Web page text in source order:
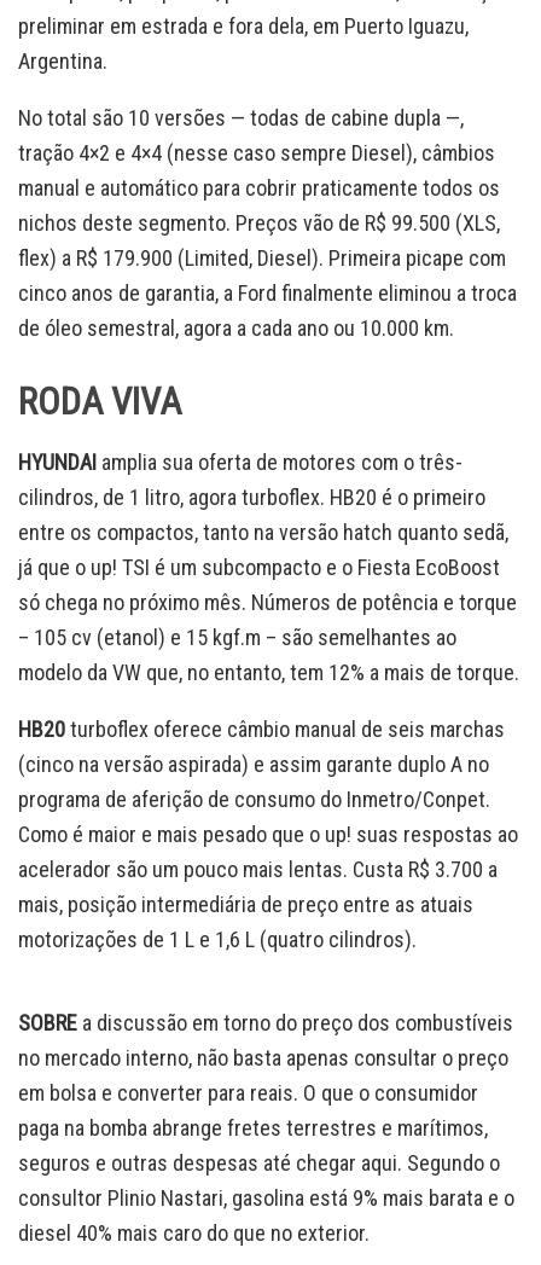
preliminar em estrada e fora dela, em Puerto Iguazu,
Argentina.
No total são 10 versões — todas de cabine dupla —,
tração 4×2 e 4×4 (nesse caso sempre Diesel), câmbios
manual e automático para cobrir praticamente todos os
nichos deste segmento. Preços vão de R$ 99.500 (XLS,
flex) a R$ 179.900 (Limited, Diesel). Primeira picape com
cinco anos de garantia, a Ford finalmente eliminou a troca
de óleo semestral, agora a cada ano ou 10.000 km.
RODA VIVA
HYUNDAI amplia sua oferta de motores com o três-
cilindros, de 1 litro, agora turboflex. HB20 é o primeiro
entre os compactos, tanto na versão hatch quanto sedã,
já que o up! TSI é um subcompacto e o Fiesta EcoBoost
só chega no próximo mês. Números de potência e torque
– 105 cv (etanol) e 15 kgf.m – são semelhantes ao
modelo da VW que, no entanto, tem 12% a mais de torque.
HB20turboflex oferece câmbio manual de seis marchas
(cinco na versão aspirada) e assim garante duplo A no
programa de aferição de consumo do Inmetro/Conpet.
Como é maior e mais pesado que o up! suas respostas ao
acelerador são um pouco mais lentas. Custa R$ 3.700 a
mais, posição intermediária de preço entre as atuais
motorizações de 1 L e 1,6 L (quatro cilindros).
SOBRE a discussão em torno do preço dos combustíveis
no mercado interno, não basta apenas consultar o preço
em bolsa e converter para reais. O que o consumidor
paga na bomba abrange fretes terrestres e marítimos,
seguros e outras despesas até chegar aqui. Segundo o
consultor Plinio Nastari, gasolina está 9% mais barata e o
diesel 40% mais caro do que no exterior.